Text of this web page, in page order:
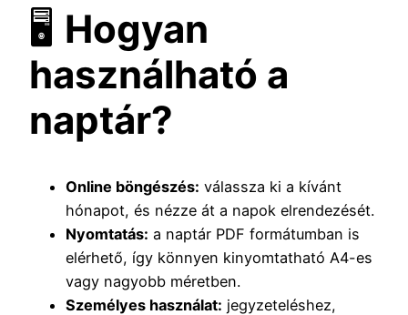
🖥️ Hogyan
használható a
naptár?
Online böngészés: válassza ki a kívánt
hónapot, és nézze át a napok elrendezését.
Nyomtatás: a naptár PDF formátumban is
elérhető, így könnyen kinyomtatható A4-es
vagy nagyobb méretben.
Személyes használat: jegyzeteléshez,